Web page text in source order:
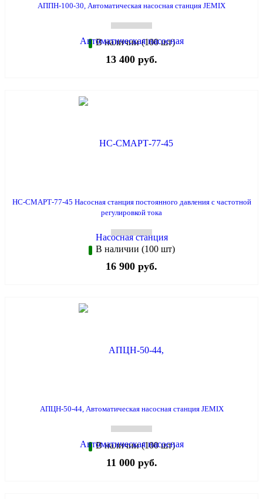
АППН-100-30, Автоматическая насосная станция JEMIX
В наличии (100 шт)
13 400 руб.
НС-СМАРТ-77-45 Насосная станция постоянного давления с частотной
регулировкой тока
В наличии (100 шт)
16 900 руб.
АПЦН-50-44, Автоматическая насосная станция JEMIX
В наличии (100 шт)
11 000 руб.